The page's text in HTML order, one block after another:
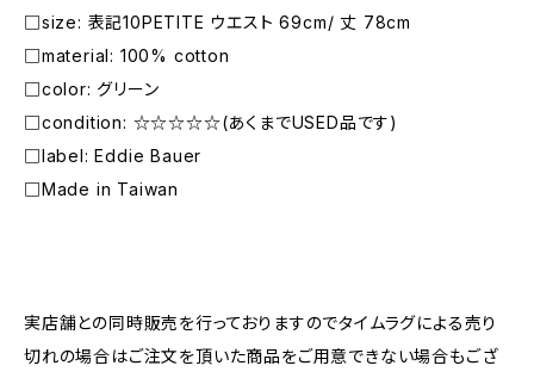
□size: 表記10PETITE ウエスト 69cm/ 丈 78cm
□material: 100% cotton
□color: グリーン
□condition: ☆☆☆☆☆(あくまでUSED品です)
□label: Eddie Bauer
□Made in Taiwan
実店舗との同時販売を行っておりますのでタイムラグによる売り
切れの場合はご注文を頂いた商品をご用意できない場合もござ